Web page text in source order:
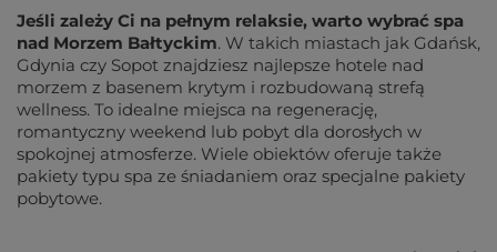
Jeśli zależy Ci na pełnym relaksie, warto wybrać spa
nad Morzem Bałtyckim. W takich miastach jak Gdańsk,
Gdynia czy Sopot znajdziesz najlepsze hotele nad
morzem z basenem krytym i rozbudowaną strefą
wellness. To idealne miejsca na regenerację,
romantyczny weekend lub pobyt dla dorosłych w
spokojnej atmosferze. Wiele obiektów oferuje także
pakiety typu spa ze śniadaniem oraz specjalne pakiety
pobytowe.